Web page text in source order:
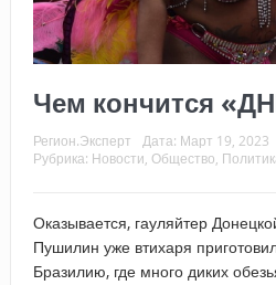
Чем кончится
Регион.Эксперт Дата: Март 19, 2023
Рубрика: Новости Общество
Оказывается, гауляйтер
Пушилин уже втихаря
Бразилию, где много диких